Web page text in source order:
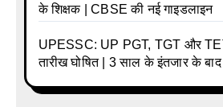
के शिक्षक | CBSE की नई गाइडलाइन
UPESSC: UP PGT, TGT और TET
तारीख घोषित | 3 साल के इंतजार के बाद